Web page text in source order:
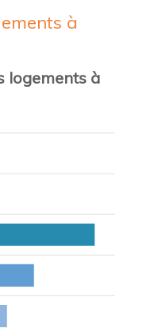
à
logements à